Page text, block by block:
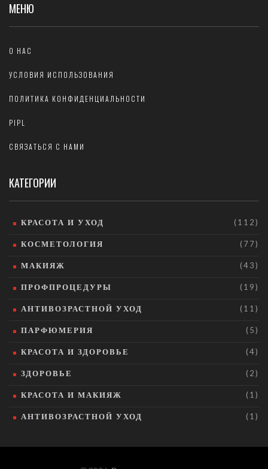
МЕНЮ
О НАС
УСЛОВИЯ ИСПОЛЬЗОВАНИЯ
ПОЛИТИКА КОНФИДЕНЦИАЛЬНОСТИ
PIPL
СВЯЗАТЬСЯ С НАМИ
КАТЕГОРИИ
КРАСОТА И УХОД (112)
КОСМЕТОЛОГИЯ (77)
МАКИЯЖ (43)
ПРОФПРОЦЕДУРЫ (19)
АНТИВОЗРАСТНОЙ УХОД (11)
ПАРФЮМЕРИЯ (5)
КРАСОТА И ЗДОРОВЬЕ (4)
ЗДОРОВЬЕ (2)
КРАСОТА И МАКИЯЖ (1)
АНТИВОЗРАСТНОЙ УХОД (1)